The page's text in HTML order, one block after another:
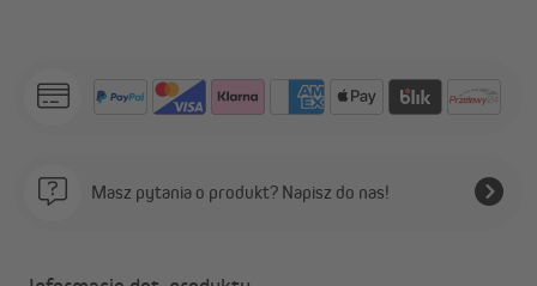
Masz pytania o produkt? Napisz do nas!